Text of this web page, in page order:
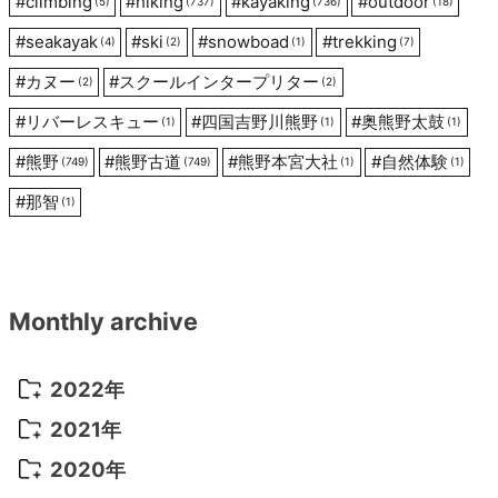
#seakayak (4) #ski (2) #snowboad (1) #trekking (7)
#カヌー (2) #スクールインタープリター (2)
#リバーレスキュー (1) #四国吉野川熊野 (1) #奥熊野太鼓 (1)
#熊野 (749) #熊野古道 (749) #熊野本宮大社 (1) #自然体験 (1)
#那智 (1)
Monthly archive
2022年
2022年 10月
2022年 9月
2021年
2021年 12月
2020年